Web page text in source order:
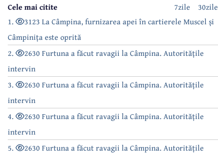
30zile
7zile
Cele mai citite
1.
3123 La Câmpina, furnizarea apei în cartierele Muscel și
Câmpinița este oprită
2.
2630 Furtuna a făcut ravagii la Câmpina. Autoritățile
intervin
3.
2630 Furtuna a făcut ravagii la Câmpina. Autoritățile
intervin
4.
2630 Furtuna a făcut ravagii la Câmpina. Autoritățile
intervin
5.
2630 Furtuna a făcut ravagii la Câmpina. Autoritățile